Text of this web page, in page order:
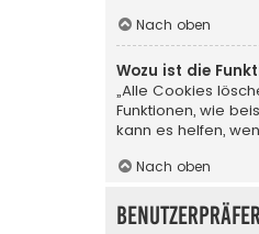
Nach oben
Wozu ist die
„Alle Cookies
Funktionen, wie
kann es helfen,
Nach oben